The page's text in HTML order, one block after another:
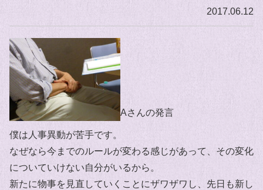
2017.06.12
Aさんの発言
僕は人事異動が苦手です。
なぜなら今までのルールが変わる感じがあって、その変化
についていけない自分がいるから。
新たに物事を見直していくことにザワザワし、先日も新し